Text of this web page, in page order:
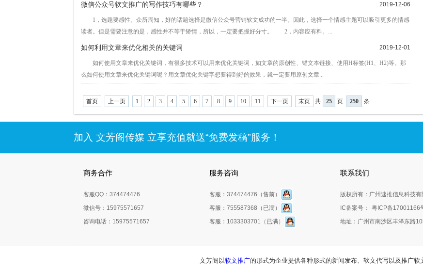
2019-12-06
微信公众号软文推广的写作技巧有哪些？
1，选题要感性。众所周知，好的话题选择是微信公众号营销软文成功的一半。因此，选择一个情感主题可以吸引更多的情感
读者。但是需要注意的是，感性并不等于矫情，所以，一定要把握好分寸。 2，内容应有料。...
2019-12-01
如何利用文章来优化相关的关键词
如何使用文章来优化关键词，有很多技术可以用来优化关键词，如文章的原创性、锚文本链接、使用H标签(H1、H2)等。那
么如何使用文章来优化关键词呢？用文章优化关键字想要得到好的效果，就一定要用原创文章...
首页 上一页 1 2 3 4 5 6 7 8 9 10 11 下一页 末页 共 25 页 250 条
加入 文芳阁传媒 立享充值就送“免费发稿”服务！
商务合作
客服QQ：374474476
微信号：15975571657
咨询电话：15975571657
服务咨询
客服：374474476（售前）
客服：755587368（已满）
客服：1033303701（已满）
联系我们
版权所有：广州速推信息科技有
IC备案号：
粤ICP备17001166
地址：广州市南沙区丰泽东路
文芳阁以软文推广的形式为企业提供各种形式的新闻发布、软文代写以及推广软